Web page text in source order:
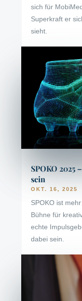
sich für
Superkraft er
sieht.
SPOKO 2025
sein
OKT. 16, 2025
SPOKO ist
Bühne für
echte
dabei sein.